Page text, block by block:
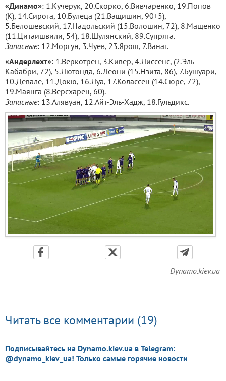
«Динамо»: 1.Кучерук, 20.Скорко, 6.Вивчаренко, 19.Попов
(К), 14.Сирота, 10.Булеца (21.Ващишин, 90+5),
5.Белошевский, 17.Надольский (15.Волошин, 72), 8.Мащенко
(11.Цитаишвили, 54), 18.Шулянский, 89.Супряга.
Запасные: 12.Моргун, 3.Чуев, 23.Ярош, 7.Ванат.
«Андерлехт»: 1.Веркотрен, 3.Кивер, 4.Лиссенс, (2.Эль-
Кабабри, 72), 5.Лютонда, 6.Леони (15.Нзита, 86), 7.Бушуари,
10.Девале, 11.Докю, 16.Луа, 17.Колассен (14.Сюре, 72),
19.Маянга (8.Версхарен, 60).
Запасные: 13.Алявуан, 12.Айт-Эль-Хадж, 18.Гульдикс.
Dynamo.kiev.ua
Читать все комментарии (19)
Подписывайтесь на Dynamo.kiev.ua в Telegram:
@dynamo_kiev_ua! Только самые горячие новости